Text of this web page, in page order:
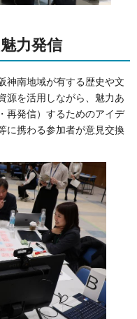
力発信
神南地域が有する歴史や文
源を活用しながら、魅力あ
再発信）するためのアイデ
に携わる参加者が意見交換